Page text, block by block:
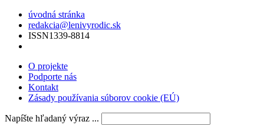
úvodná stránka
redakcia@lenivyrodic.sk
ISSN1339-8814
O projekte
Podporte nás
Kontakt
Zásady používania súborov cookie (EÚ)
Napíšte hľadaný výraz ...